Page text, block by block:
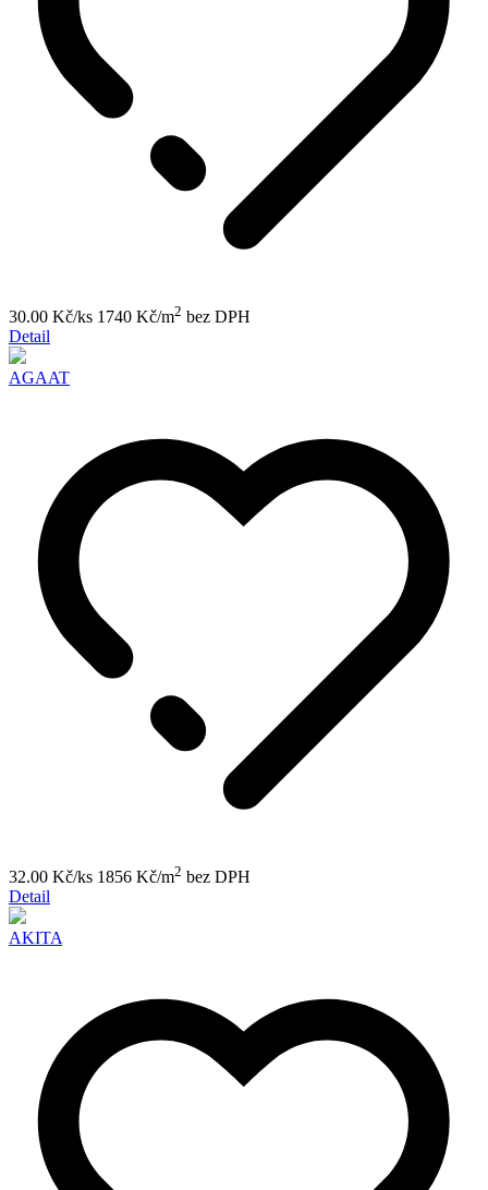
30.00 Kč/ks 1740 Kč/m2 bez DPH
Detail
AGAAT
32.00 Kč/ks 1856 Kč/m2 bez DPH
Detail
AKITA